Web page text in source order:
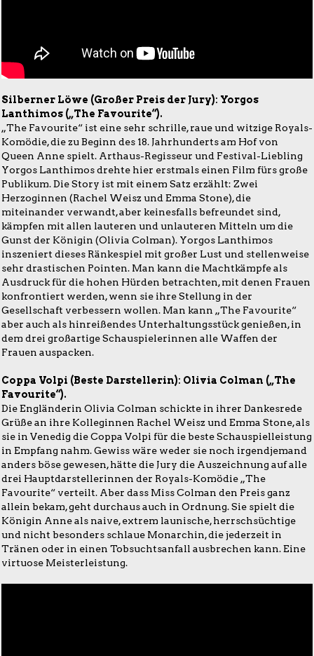
Silberner Löwe (Großer Preis der Jury): Yorgos
Lanthimos („The Favourite“).
„The Favourite“ ist eine sehr schrille, raue und witzige Royals-
Komödie, die zu Beginn des 18. Jahrhunderts am Hof von
Queen Anne spielt. Arthaus-Regisseur und Festival-Liebling
Yorgos Lanthimos drehte hier erstmals einen Film fürs große
Publikum. Die Story ist mit einem Satz erzählt: Zwei
Herzoginnen (Rachel Weisz und Emma Stone), die
miteinander verwandt, aber keinesfalls befreundet sind,
kämpfen mit allen lauteren und unlauteren Mitteln um die
Gunst der Königin (Olivia Colman). Yorgos Lanthimos
inszeniert dieses Ränkespiel mit großer Lust und stellenweise
sehr drastischen Pointen. Man kann die Machtkämpfe als
Ausdruck für die hohen Hürden betrachten, mit denen Frauen
konfrontiert werden, wenn sie ihre Stellung in der
Gesellschaft verbessern wollen. Man kann „The Favourite“
aber auch als hinreißendes Unterhaltungsstück genießen, in
dem drei großartige Schauspielerinnen alle Waffen der
Frauen auspacken.
Coppa Volpi (Beste Darstellerin): Olivia Colman („The
Favourite“).
Die Engländerin Olivia Colman schickte in ihrer Dankesrede
Grüße an ihre Kolleginnen Rachel Weisz und Emma Stone, als
sie in Venedig die Coppa Volpi für die beste Schauspielleistung
in Empfang nahm. Gewiss wäre weder sie noch irgendjemand
anders böse gewesen, hätte die Jury die Auszeichnung auf alle
drei Hauptdarstellerinnen der Royals-Komödie „The
Favourite“ verteilt. Aber dass Miss Colman den Preis ganz
allein bekam, geht durchaus auch in Ordnung. Sie spielt die
Königin Anne als naive, extrem launische, herrschsüchtige
und nicht besonders schlaue Monarchin, die jederzeit in
Tränen oder in einen Tobsuchtsanfall ausbrechen kann. Eine
virtuose Meisterleistung.